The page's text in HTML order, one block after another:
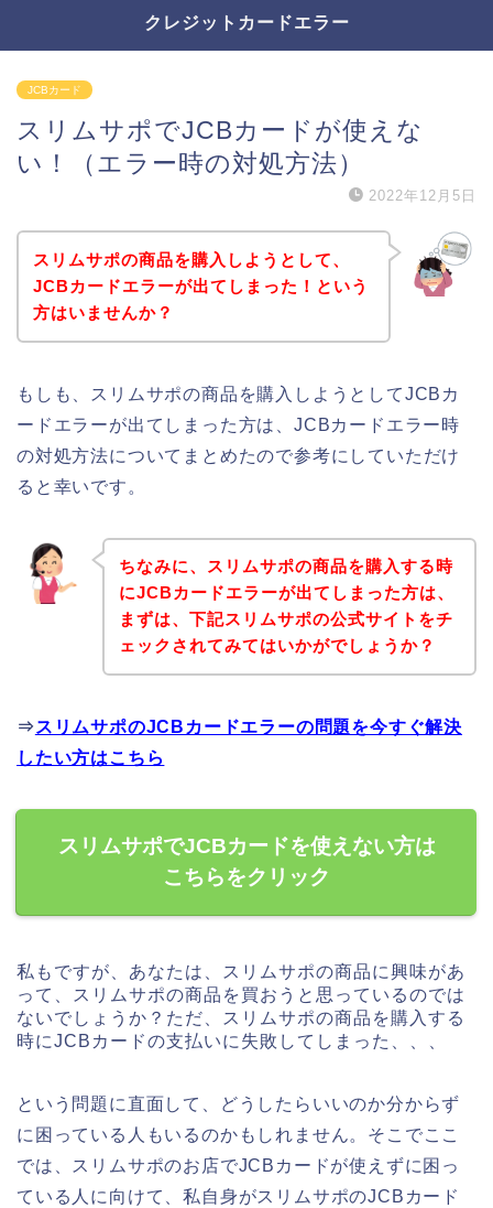
クレジットカードエラー
JCBカード
スリムサポでJCBカードが使えな
い！（エラー時の対処方法）
2022年12月5日
スリムサポの商品を購入しようとして、
JCBカードエラーが出てしまった！という
方はいませんか？
もしも、スリムサポの商品を購入しようとしてJCBカ
ードエラーが出てしまった方は、JCBカードエラー時
の対処方法についてまとめたので参考にしていただけ
ると幸いです。
ちなみに、スリムサポの商品を購入する時
にJCBカードエラーが出てしまった方は、
まずは、下記スリムサポの公式サイトをチ
ェックされてみてはいかがでしょうか？
⇒ スリムサポのJCBカードエラーの問題を今すぐ解決
したい方はこちら
スリムサポでJCBカードを使えない方は
こちらをクリック
私もですが、あなたは、スリムサポの商品に興味があ
って、スリムサポの商品を買おうと思っているのでは
ないでしょうか？ただ、スリムサポの商品を購入する
時にJCBカードの支払いに失敗してしまった、、、
という問題に直面して、どうしたらいいのか分からず
に困っている人もいるのかもしれません。そこでここ
では、スリムサポのお店でJCBカードが使えずに困っ
ている人に向けて、私自身がスリムサポのJCBカード